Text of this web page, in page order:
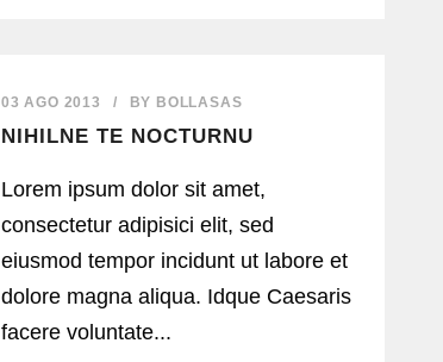
03 AGO 2013 / BY BOLLASAS
NIHILNE TE NOCTURNU
Lorem ipsum dolor sit amet,
consectetur adipisici elit, sed
eiusmod tempor incidunt ut labore et
dolore magna aliqua. Idque Caesaris
facere voluntate...